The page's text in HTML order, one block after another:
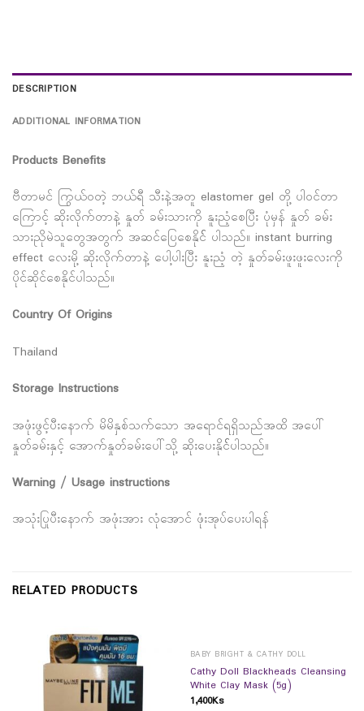
DESCRIPTION
ADDITIONAL INFORMATION
Products Benefits
ဗီတာမင် ကြွယ်ဝတဲ့ ဘယ်ရီ သီးနဲ့အတူ elastomer gel တို့ ပါဝင်တာ
ကြောင့် ဆိုးလိုက်တာနဲ့ နှုတ် ခမ်းသားကို နူးညံ့စေပြီး ပုံမှန် နှုတ် ခမ်း
သားညိုမဲသူတွေအတွက် အဆင်ပြေစေနိုင်် ပါသည်။ instant burring
effect လေးမို့ ဆိုးလိုက်တာနဲ့ ပေါ့ပါးပြီး နူးညံ့ တဲ့ နှုတ်ခမ်းဖူးဖူးလေးကို
ပိုင်ဆိုင်စေနိုင်ပါသည်။
Country Of Origins
Thailand
Storage Instructions
အဖုံးဖွင့်ပီးနောက် မိမိနှစ်သက်သော အရောင်ရရှိသည်အထိ အပေါ်
နှုတ်ခမ်းနှင့် အောက်နှုတ်ခမ်းပေါ်သို့ ဆိုးပေးနိုင််ပါသည်။
Warning / Usage instructions
အသုံးပြုပီးနောက် အဖုံးအား လုံအောင် ဖုံးအုပ်ပေးပါရန်
RELATED PRODUCTS
BABY BRIGHT & CATHY DOLL
Cathy Doll Blackheads Cleansing
White Clay Mask (5g)
1,400Ks